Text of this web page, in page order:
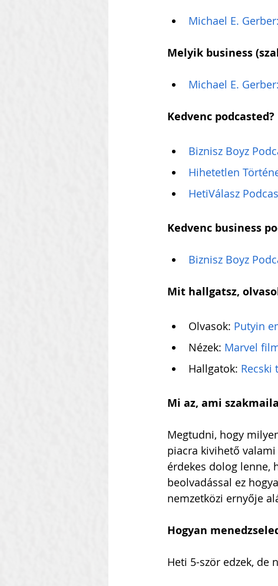
Michael E.
Melyik business
Michael E.
Kedvenc podcasted?
Biznisz Boyz
Hihetetlen
HetiVálasz
Kedvenc business
Biznisz Boyz
Mit hallgatsz,
Olvasok: Putyin
Nézek: Marvel
Hallgatok: Recski
Mi az, ami
Megtudni, hogy
piacra kivihető
érdekes dolog lenne,
beolvadással ez
nemzetközi ernyője
Hogyan
Heti 5-ször edzek, de